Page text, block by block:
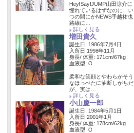
Hey!Say!JUMP山田涼介に
憧れているはずなのに、い
つの間にかNEWS手越祐也
路線に…
詳しく見る
増田貴久
誕生日: 1986年7月4日
入所日:1998年11月
身長/ 体重: 171cm/67kg
血液型: O
柔和な笑顔とやわらかそう
なほっぺたに油断しがちだ
が、実は…
詳しく見る
小山慶一郎
誕生日: 1984年5月1日
入所日:2001年1月
身長/ 体重: 178cm/62kg
血液型: O